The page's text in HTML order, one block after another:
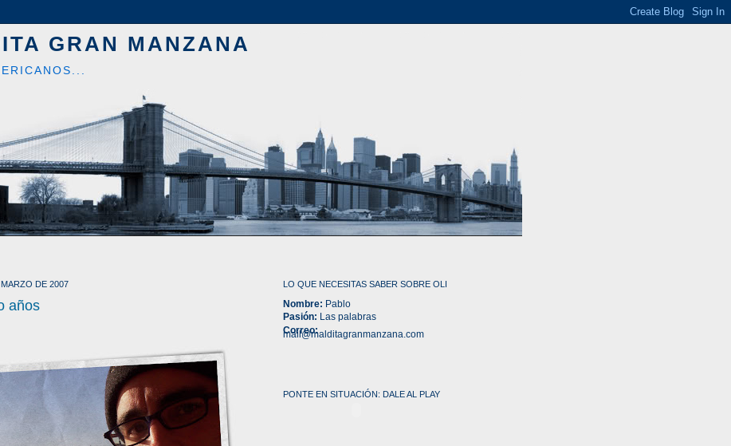
GRAN MANZANA
DE 2007
años
LO QUE NECESITAS SABER SOBRE OLI
Nombre: Pablo
Pasión: Las palabras
Correo:
mail@malditagranmanzana.com
PONTE EN SITUACIÓN: DALE AL PLAY